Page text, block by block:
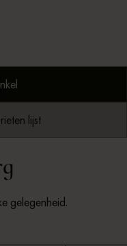
lijst
gelegenheid.